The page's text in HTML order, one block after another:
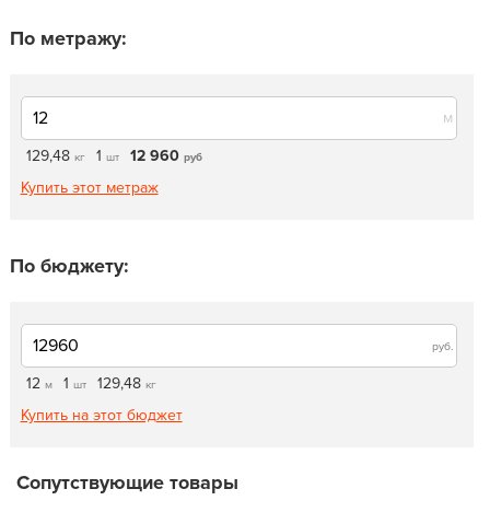
По метражу:
м
129,48 кг 1 шт 12 960 руб
Купить этот метраж
По бюджету:
руб.
12 м 1 шт 129,48 кг
Купить на этот бюджет
Сопутствующие товары